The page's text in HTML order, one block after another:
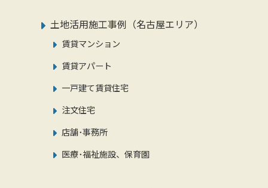
土地活用施工事例（名古屋エリア）
賃貸マンション
賃貸アパート
一戸建て賃貸住宅
注文住宅
店舗･事務所
医療･福祉施設、保育園